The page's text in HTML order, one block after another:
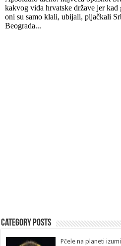
Category Posts
Pčele na planeti